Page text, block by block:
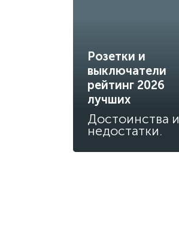
Розетки и
выключатели
рейтинг 2026
лучших
Достоинства и
недостатки.